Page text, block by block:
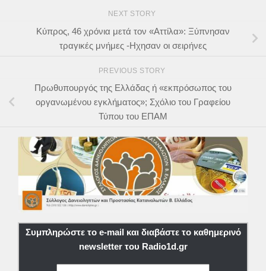
NEXT STORY
Κύπρος, 46 χρόνια μετά τον «Αττίλα»: Ξύπνησαν
τραγικές μνήμες -Ηχησαν οι σειρήνες
PREVIOUS STORY
Πρωθυπουργός της Ελλάδας ή «εκπρόσωπος του
οργανωμένου εγκλήματος»; Σχόλιο του Γραφείου
Τύπου του ΕΠΑΜ
Συμπληρώστε το e-mail και διαβάστε το καθημερινό
newsletter του Radio1d.gr